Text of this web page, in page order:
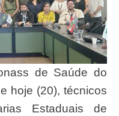
de Saúde do
hoje (20), técnicos
Estaduais de